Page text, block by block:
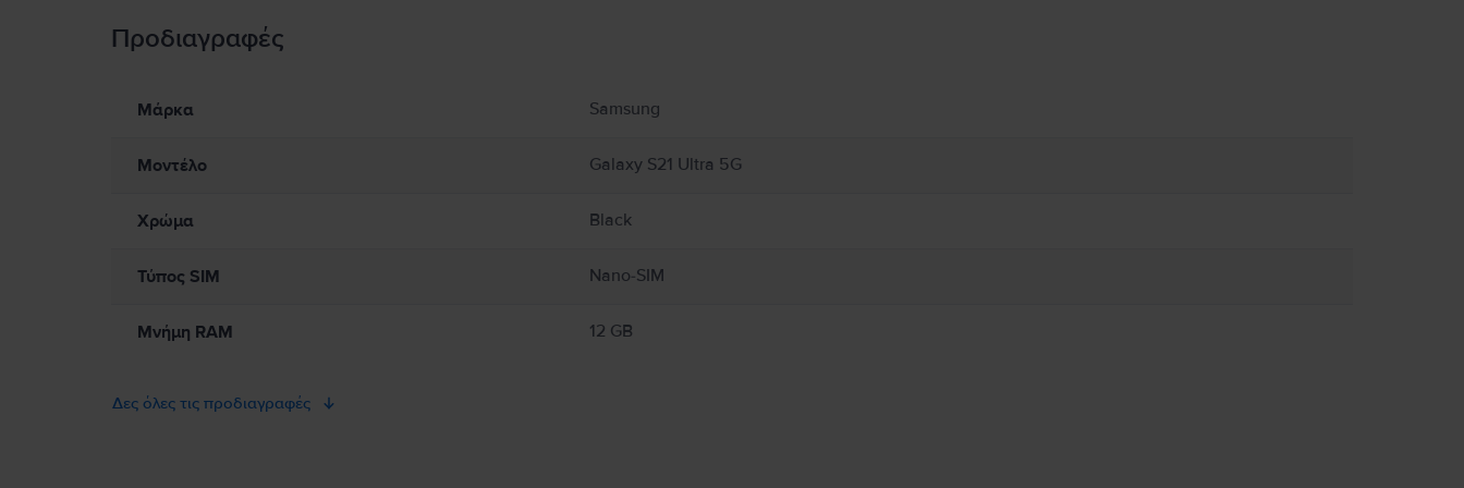
Πληροφορίες Ασφάλειας Προϊόντος
Παρακαλώ διαβάστε το εγχειρίδιο.
Προδιαγραφές
Μάρκα Samsung
Μοντέλο Galaxy S21 Ultra 5G
Χρώμα Black
Τύπος SIM Nano-SIM
Μνήμη RAM 12 GB
Δες όλες τις προδιαγραφές